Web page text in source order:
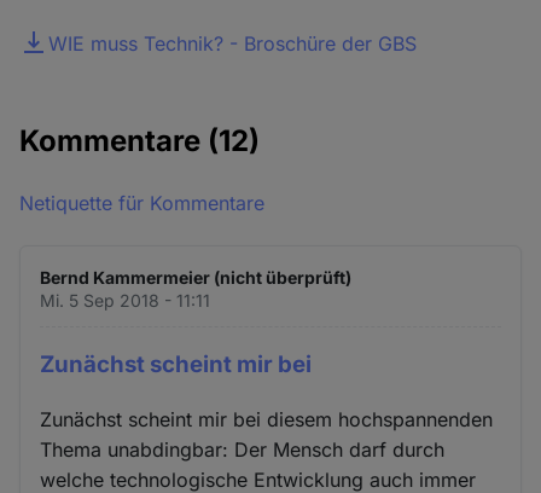
DateiWIE muss Technik? - Broschüre der GBS
Kommentare (12)
Netiquette für Kommentare
Bernd Kammermeier (nicht überprüft)
Mi. 5 Sep 2018 - 11:11
Zunächst scheint mir bei
Zunächst scheint mir bei diesem hochspannenden
Thema unabdingbar: Der Mensch darf durch
welche technologische Entwicklung auch immer